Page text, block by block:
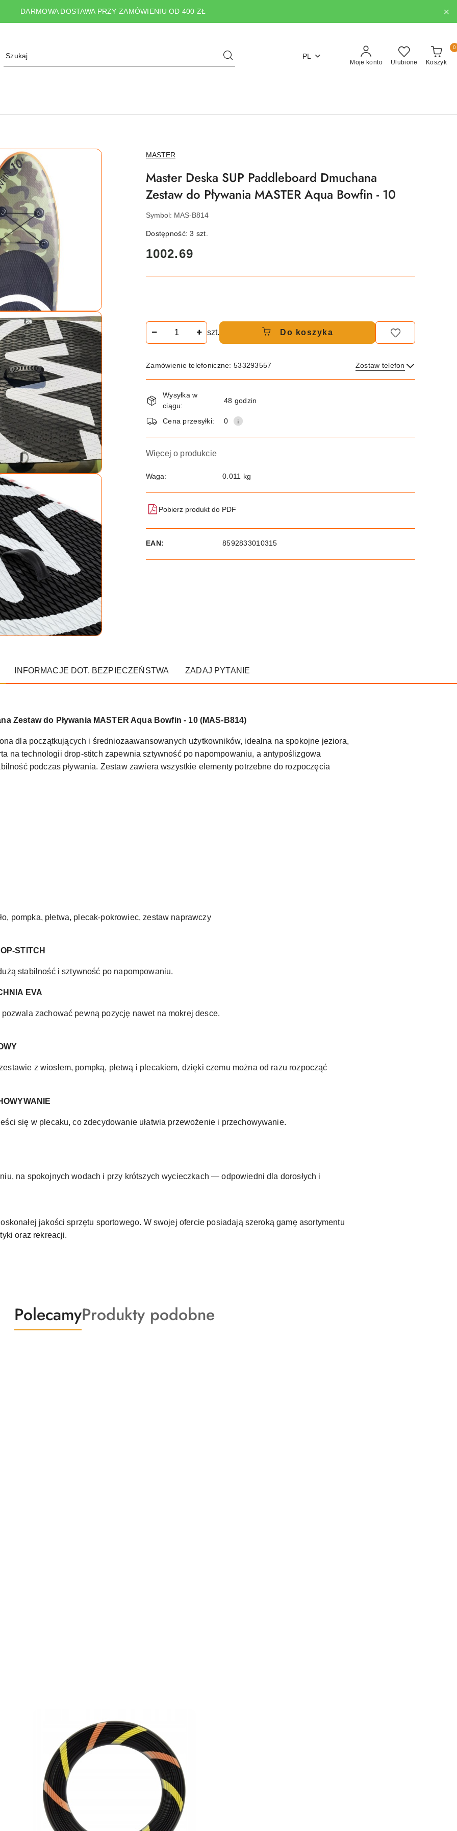
DARMOWA DOSTAWA PRZY ZAMÓWIENIU OD 400 ZŁ
PL
Moje konto Ulubione Koszyk
0
NAZWA
PRODUCENTA:
MASTER
Master Deska SUP Paddleboard Dmuchana
Zestaw do Pływania MASTER Aqua Bowfin - 10
Symbol: MAS-B814
Dostępność:3 szt.
cena:
1002.69
szt. Do koszyka
Zamówienie telefoniczne: 533293557 Zostaw telefon
Wyślij
Dostępność
i
dostawa
Wysyłka w
ciągu:
48 godzin
Cena przesyłki: 0
Więcej o produkcie
Waga: 0.011 kg
Pobierz produkt do PDF
EAN: 8592833010315
INFORMACJE DOT. BEZPIECZEŃSTWA ZADAJ PYTANIE
Zestaw do Pływania MASTER Aqua Bowfin - 10 (MAS-B814)
dla początkujących i średniozaawansowanych użytkowników, idealna na spokojne jeziora,
na technologii drop-stitch zapewnia sztywność po napompowaniu, a antypoślizgowa
podczas pływania. Zestaw zawiera wszystkie elementy potrzebne do rozpoczęcia
pompka, płetwa, plecak-pokrowiec, zestaw naprawczy
STITCH
stabilność i sztywność po napompowaniu.
EVA
zachować pewną pozycję nawet na mokrej desce.
z wiosłem, pompką, płetwą i plecakiem, dzięki czemu można od razu rozpocząć
się w plecaku, co zdecydowanie ułatwia przewożenie i przechowywanie.
na spokojnych wodach i przy krótszych wycieczkach — odpowiedni dla dorosłych i
jakości sprzętu sportowego. W swojej ofercie posiadają szeroką gamę asortymentu
oraz rekreacji.
Produkty
o
PolecamyProdukty
o
Produkty podobne